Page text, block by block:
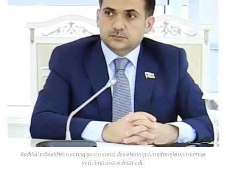
Radikal müxalifətin mitinq şousu xarici dairələrin çirkin sifarişlərinin yerinə
yetirilməsinə xidmət edir